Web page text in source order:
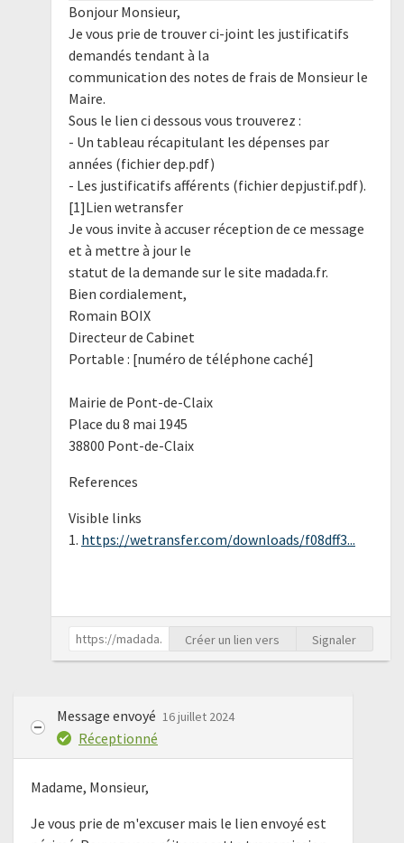
Bonjour Monsieur,
Je vous prie de trouver ci-joint les justificatifs
demandés tendant à la
communication des notes de frais de Monsieur le
Maire.
Sous le lien ci dessous vous trouverez :
- Un tableau récapitulant les dépenses par
années (fichier dep.pdf)
- Les justificatifs afférents (fichier depjustif.pdf).
[1]Lien wetransfer
Je vous invite à accuser réception de ce message
et à mettre à jour le
statut de la demande sur le site madada.fr.
Bien cordialement,
Romain BOIX
Directeur de Cabinet
Portable : [numéro de téléphone caché]
Mairie de Pont-de-Claix
Place du 8 mai 1945
38800 Pont-de-Claix
References
Visible links
1. https://wetransfer.com/downloads/f08dff3...
Créer un lien vers Signaler
Message envoyé 16 juillet 2024
Réceptionné
Madame, Monsieur,
Je vous prie de m'excuser mais le lien envoyé est